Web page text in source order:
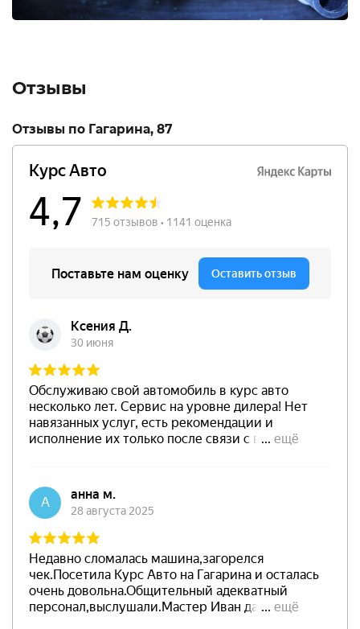
Отзывы
Отзывы по Гагарина, 87